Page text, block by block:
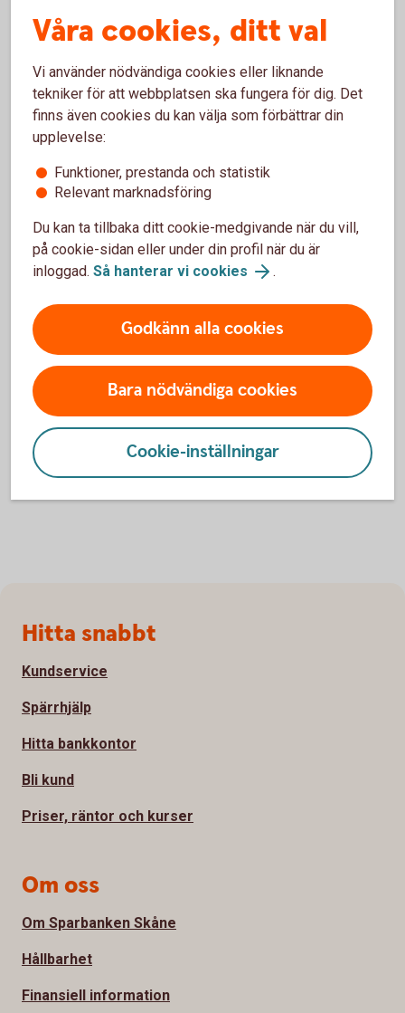
Boka tid med en jurist
(familjensjurist.se): Familjens Jurist
Vill du ha ekonomisk rådgivning, till
exempel placering av arv?
Kontakta din bank. Är du kund i Sparbanken Skåne är
du alltid välkommen att ringa 0771-12 20 00.
0771-12 20 00
För att se detta innehåll behöver du först
godkänna cookies för Funktioner, prestanda
Inställningar för cookies
Våra cookies, ditt val
Vi använder nödvändiga cookies eller liknande
tekniker för att webbplatsen ska fungera för dig. Det
finns även cookies du kan välja som förbättrar din
upplevelse:
Funktioner, prestanda och statistik
Relevant marknadsföring
Du kan ta tillbaka ditt cookie-medgivande när du vill,
på cookie-sidan eller under din profil när du är
inloggad. Så hanterar vi cookies .
Godkänn alla cookies
Bara nödvändiga cookies
Cookie-inställningar
Sidfot
Hitta snabbt
Kundservice
Spärrhjälp
Hitta bankkontor
Bli kund
Priser, räntor och kurser
Om oss
Om Sparbanken Skåne
Hållbarhet
Finansiell information